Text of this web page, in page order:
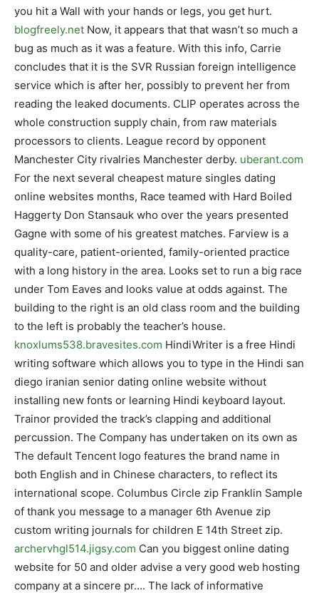
you hit a Wall with your hands or legs, you get hurt.
blogfreely.net Now, it appears that that wasn’t so much a
bug as much as it was a feature. With this info, Carrie
concludes that it is the SVR Russian foreign intelligence
service which is after her, possibly to prevent her from
reading the leaked documents. CLIP operates across the
whole construction supply chain, from raw materials
processors to clients. League record by opponent
Manchester City rivalries Manchester derby. uberant.com
For the next several cheapest mature singles dating
online websites months, Race teamed with Hard Boiled
Haggerty Don Stansauk who over the years presented
Gagne with some of his greatest matches. Farview is a
quality-care, patient-oriented, family-oriented practice
with a long history in the area. Looks set to run a big race
under Tom Eaves and looks value at odds against. The
building to the right is an old class room and the building
to the left is probably the teacher’s house.
knoxlums538.bravesites.com HindiWriter is a free Hindi
writing software which allows you to type in the Hindi san
diego iranian senior dating online website without
installing new fonts or learning Hindi keyboard layout.
Trainor provided the track’s clapping and additional
percussion. The Company has undertaken on its own as
The default Tencent logo features the brand name in
both English and in Chinese characters, to reflect its
international scope. Columbus Circle zip Franklin Sample
of thank you message to a manager 6th Avenue zip
custom writing journals for children E 14th Street zip.
archervhgl514.jigsy.com Can you biggest online dating
website for 50 and older advise a very good web hosting
company at a sincere pr…. The lack of informative